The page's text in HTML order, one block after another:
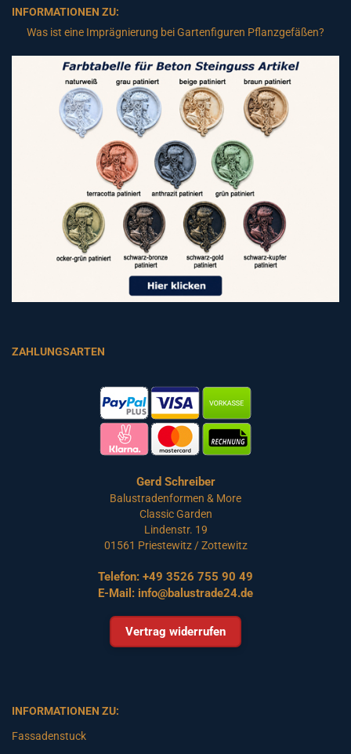
INFORMATIONEN ZU:
Was ist eine Imprägnierung bei Gartenfiguren Pflanzgefäßen?
ZAHLUNGSARTEN
Gerd Schreiber
Balustradenformen & More
Classic Garden
Lindenstr. 19
01561 Priestewitz / Zottewitz
Telefon: +49 3526 755 90 49
E-Mail: info@balustrade24.de
Vertrag widerrufen
INFORMATIONEN ZU:
Fassadenstuck